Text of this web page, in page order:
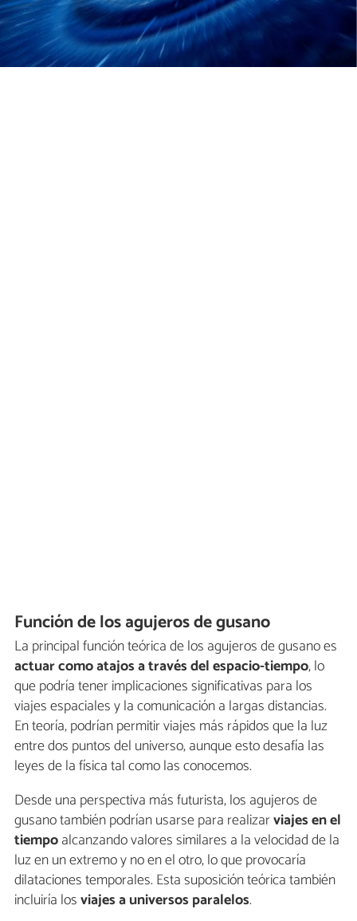
Función de los agujeros de gusano
La principal función teórica de los agujeros de gusano es
actuar como atajos a través del espacio-tiempo, lo
que podría tener implicaciones significativas para los
viajes espaciales y la comunicación a largas distancias.
En teoría, podrían permitir viajes más rápidos que la luz
entre dos puntos del universo, aunque esto desafía las
leyes de la física tal como las conocemos.
Desde una perspectiva más futurista, los agujeros de
gusano también podrían usarse para realizarviajes en el
tiempoalcanzando valores similares a la velocidad de la
luz en un extremo y no en el otro, lo que provocaría
dilataciones temporales. Esta suposición teórica también
incluiría losviajes a universos paralelos.